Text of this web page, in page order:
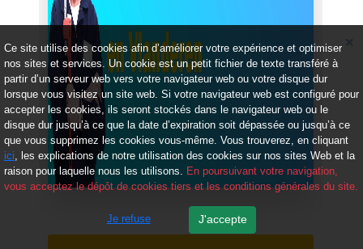
Ce site utilise des cookies afin d’améliorer votre expérience et optimiser
nos sites et services. Un cookie est un petit fichier de texte transféré à
partir d’un serveur web vers votre navigateur web ou votre disque dur
lorsque vous visitez un site web. Si votre navigateur web est configuré pour
accepter les cookies, ils seront stockés dans le navigateur web ou le
disque dur jusqu’à ce que la date d’expiration soit dépassée ou jusqu’à ce
que vous supprimez les cookies vous-même. Vous trouverez, en cliquant
ici, les explications de notre utilisation des cookies sur nos sites Web et la
raison pour laquelle nous les utilisons. En poursuivant votre navigation,
vous acceptez le dépôt de cookies tiers et les conditions générales du site.
Je refuse J'accepte